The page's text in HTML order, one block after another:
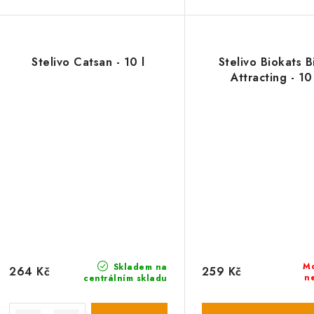
Stelivo Catsan - 10 l
Skladem na
centrálním skladu
264 Kč
Stelivo Biokats
Attracting -
259 Kč